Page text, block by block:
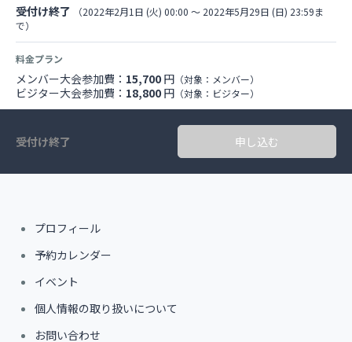
受付け終了
（2022年2月1日 (火) 00:00 〜 2022年5月29日 (日) 23:59ま
で）
料金プラン
メンバー大会参加費： 15,700 円 （対象：メンバー）
ビジター大会参加費： 18,800 円 （対象：ビジター）
受付け終了 申し込む
プロフィール
予約カレンダー
イベント
個人情報の取り扱いについて
お問い合わせ